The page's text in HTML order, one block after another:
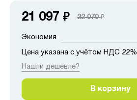
21 097 ₽ 22 070₽
Экономия
Цена указана с учётом НДС 22%
Нашли дешевле?
В корзину